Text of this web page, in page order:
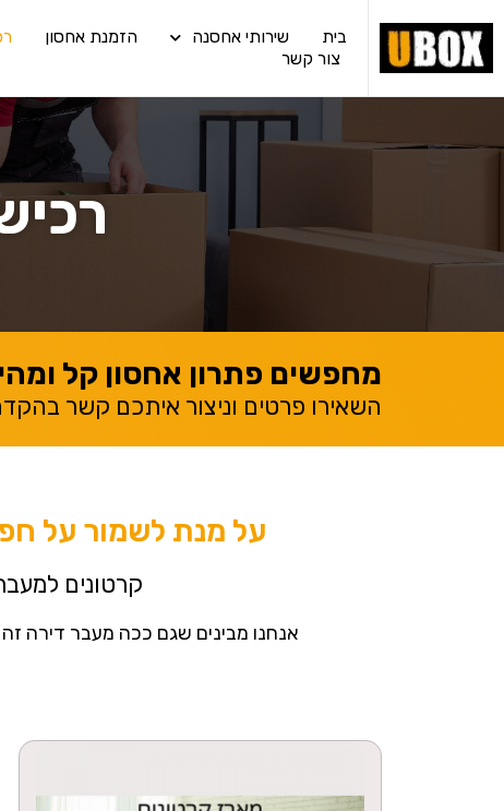
בית שירותי אחסנה הזמנת אחסון
צור קשר
מחפשים פתרון אחסון קל
השאירו פרטים וניצור איתכם קשר
על מנת לשמור על
קרטונים
אנחנו מבינים שגם ככה מעבר דירה